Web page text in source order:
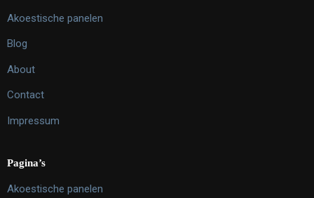
Akoestische panelen
Blog
About
Contact
Impressum
Pagina’s
Akoestische panelen